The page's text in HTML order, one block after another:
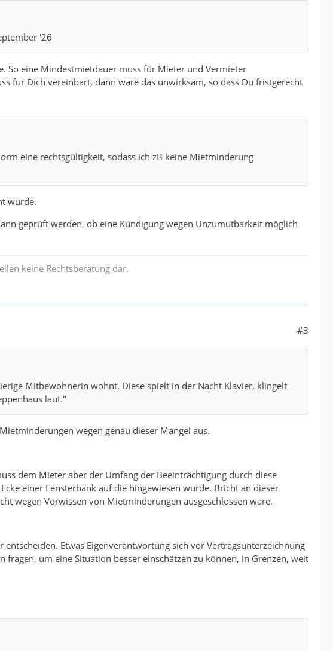
'26
So eine Mindestmietdauer muss für Mieter und Vermieter
für Dich vereinbart, dann wäre das unwirksam, so dass Du fristgerecht
eine rechtsgültigkeit, sodass ich zB keine Mietminderung
wurde.
geprüft werden, ob eine Kündigung wegen Unzumutbarkeit möglich
keine Rechtsberatung dar.
#3
Mitbewohnerin wohnt. Diese spielt in der Nacht Klavier, klingelt
laut."
wegen genau dieser Mängel aus.
dem Mieter aber der Umfang der Beeinträchtigung durch diese
einer Fensterbank auf die hingewiesen wurde. Bricht an dieser
wegen Vorwissen von Mietminderungen ausgeschlossen wäre.
Etwas Eigenverantwortung sich vor Vertragsunterzeichnung
um eine Situation besser einschätzen zu können, in Grenzen, weit